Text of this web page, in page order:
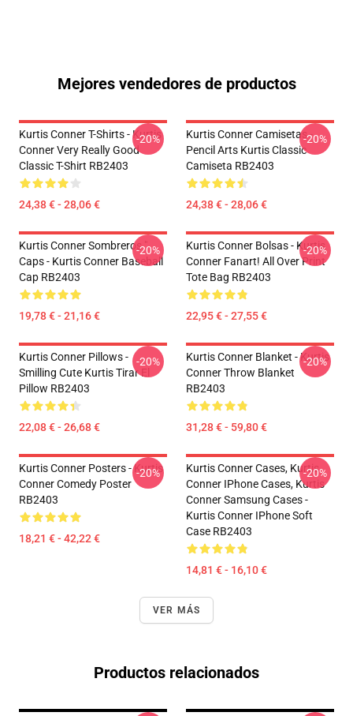
Mejores vendedores de productos
Kurtis Conner T-Shirts - Kurtis
Conner Very Really Good
Classic T-Shirt RB2403
24,38 € - 28,06 €
-20%
Kurtis Conner Camisetas -
Pencil Arts Kurtis Classic
Camiseta RB2403
24,38 € - 28,06 €
-20%
Kurtis Conner Sombreros "
Caps - Kurtis Conner Baseball
Cap RB2403
19,78 € - 21,16 €
-20%
Kurtis Conner Bolsas - Kurtis
Conner Fanart! All Over Print
Tote Bag RB2403
22,95 € - 27,55 €
-20%
Kurtis Conner Pillows -
Smilling Cute Kurtis Tirar El
Pillow RB2403
22,08 € - 26,68 €
-20%
Kurtis Conner Blanket - Kurtis
Conner Throw Blanket
RB2403
31,28 € - 59,80 €
-20%
Kurtis Conner Posters - Kurtis
Conner Comedy Poster
RB2403
18,21 € - 42,22 €
-20%
Kurtis Conner Cases, Kurtis
Conner IPhone Cases, Kurtis
Conner Samsung Cases -
Kurtis Conner IPhone Soft
Case RB2403
14,81 € - 16,10 €
-20%
VER MÁS
Productos relacionados